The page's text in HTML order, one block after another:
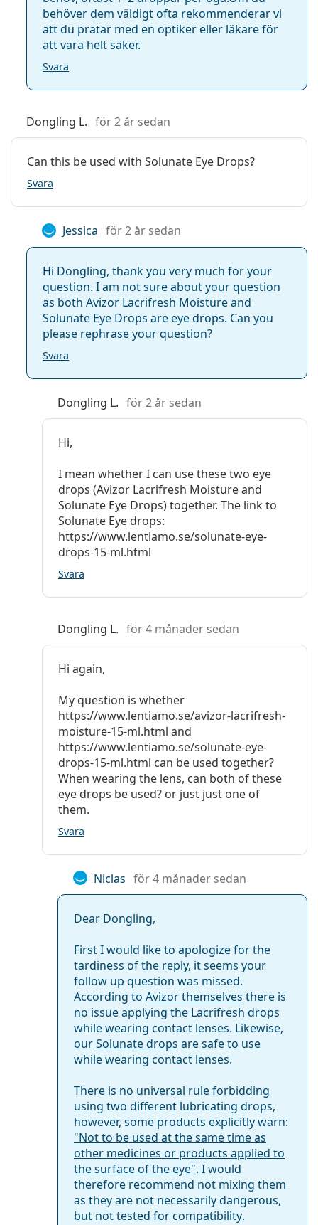
behöver dem väldigt ofta rekommenderar vi
att du pratar med en optiker eller läkare för
att vara helt säker.
Svara
Dongling L. för 2 år sedan
Can this be used with Solunate Eye Drops?
Svara
Jessica för 2 år sedan
Hi Dongling, thank you very much for your
question. I am not sure about your question
as both Avizor Lacrifresh Moisture and
Solunate Eye Drops are eye drops. Can you
please rephrase your question?
Svara
Dongling L. för 2 år sedan
Hi,
I mean whether I can use these two eye
drops (Avizor Lacrifresh Moisture and
Solunate Eye Drops) together. The link to
Solunate Eye drops:
https://www.lentiamo.se/solunate-eye-
drops-15-ml.html
Svara
Dongling L. för 4 månader sedan
Hi again,
My question is whether
https://www.lentiamo.se/avizor-lacrifresh-
moisture-15-ml.html and
https://www.lentiamo.se/solunate-eye-
drops-15-ml.html can be used together?
When wearing the lens, can both of these
eye drops be used? or just just one of
them.
Svara
Niclas för 4 månader sedan
Dear Dongling,
First I would like to apologize for the
tardiness of the reply, it seems your
follow up question was missed.
According to Avizor themselves there is
no issue applying the Lacrifresh drops
while wearing contact lenses. Likewise,
ourSolunate drops are safe to use
while wearing contact lenses.
There is no universal rule forbidding
using two different lubricating drops,
however, some products explicitly warn:
"Not to be used at the same time as
other medicines or products applied to
the surface of the eye". I would
therefore recommend not mixing them
as they are not necessarily dangerous,
but nottested for compatibility.